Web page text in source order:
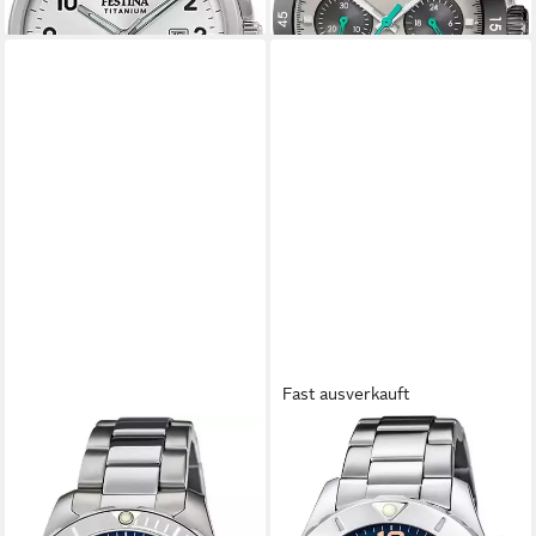
Fashion
Quarzuhr Boyfriend Collection
F20503/6, Armbanduhr,
Damenuhr, Edelstahlarmband,
Fast ausverkauft
Chronograph Boyfriend
Collection F20603/3,
Armbanduhr, Quarzuhr,